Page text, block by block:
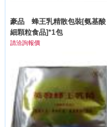
豪品 蜂王乳精散包裝[氨基酸
細顆粒食品]*1包
請洽詢報價